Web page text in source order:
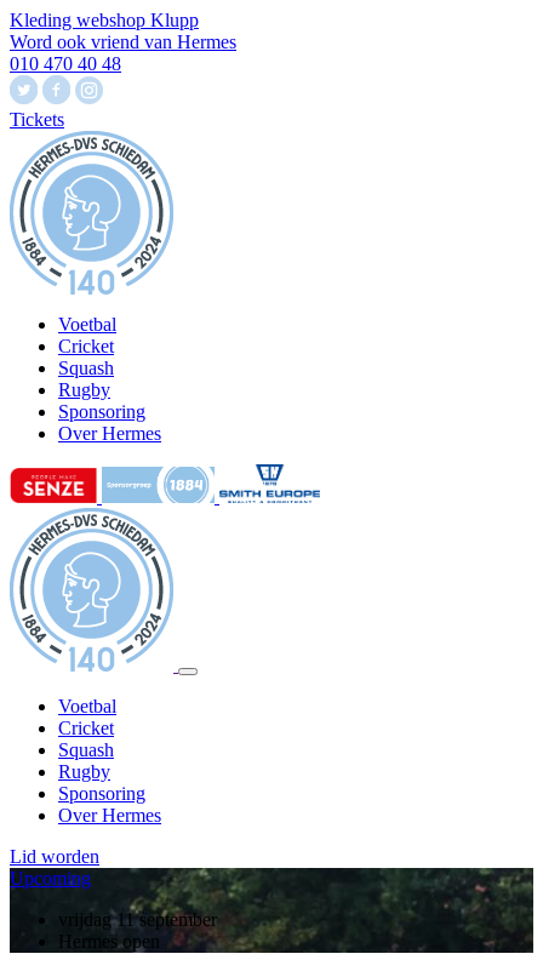
Kleding webshop Klupp
Word ook vriend van Hermes
010 470 40 48
Tickets
Voetbal
Cricket
Squash
Rugby
Sponsoring
Over Hermes
Voetbal
Cricket
Squash
Rugby
Sponsoring
Over Hermes
Lid worden
Upcoming
vrijdag 11 september
Hermes open